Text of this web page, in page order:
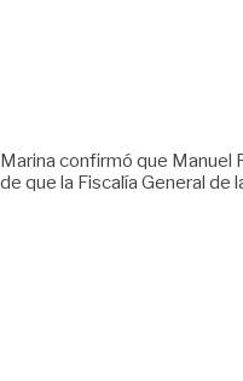
confirmó que
que la Fiscalía General